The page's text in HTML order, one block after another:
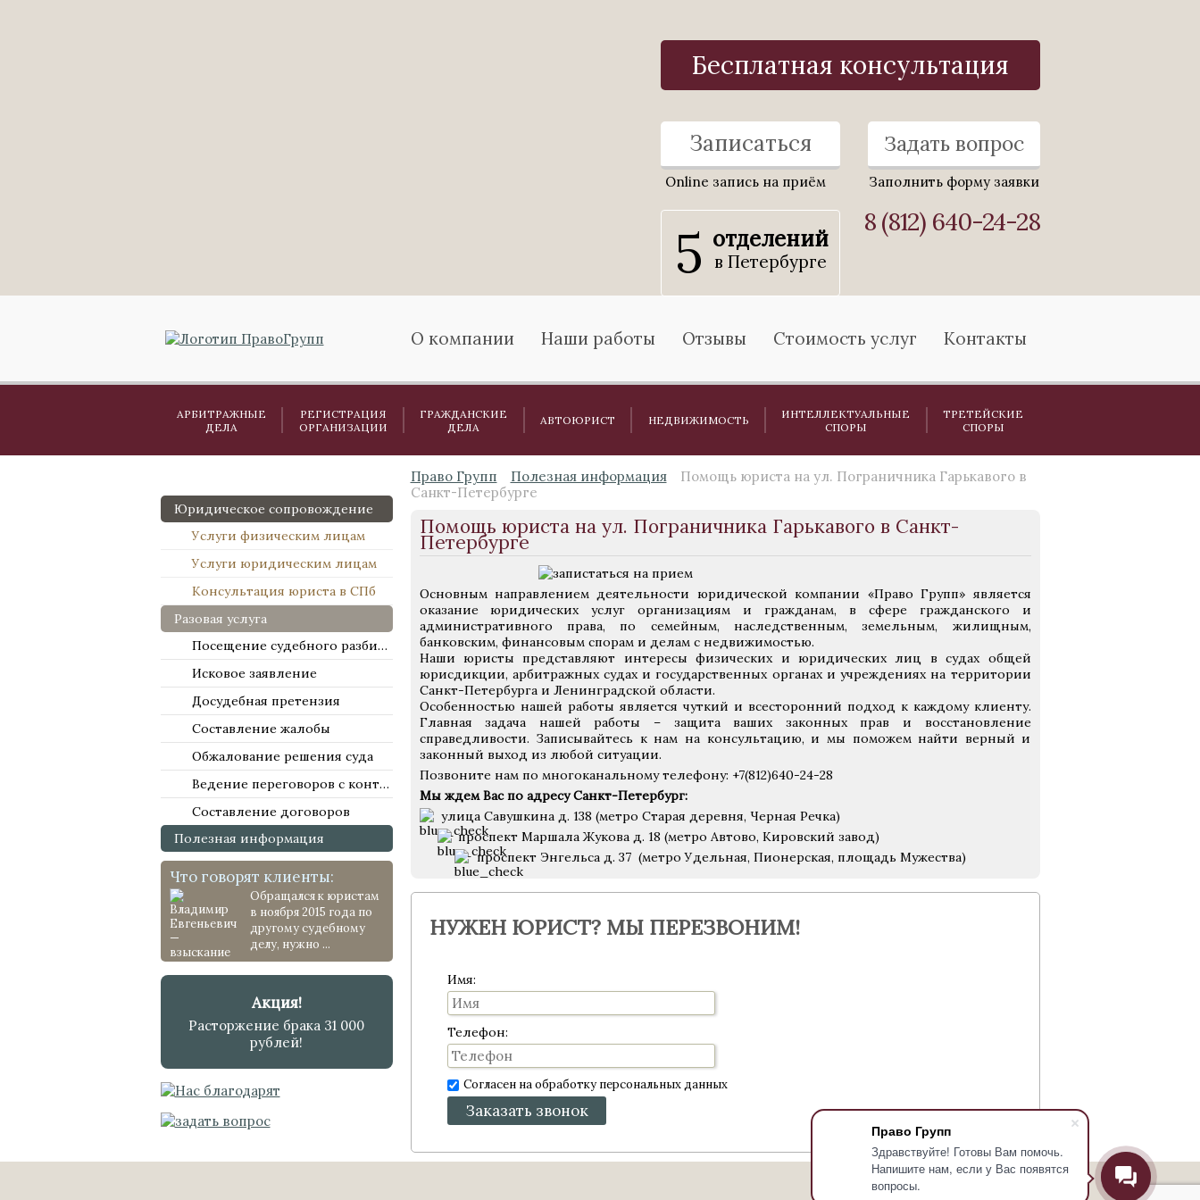
Право Групп
Здравствуйте! Готовы Вам помочь.
Напишите нам, если у Вас появятся
вопросы.
Бесплатная консультация
Записаться
Online запись на приём
Задать вопрос
Заполнить форму заявки
5 отделений
в Петербурге
8 (812) 640-24-28
О компании Наши работы Отзывы Стоимость услуг Контакты
АРБИТРАЖНЫЕ
ДЕЛА
РЕГИСТРАЦИЯ
ОРГАНИЗАЦИИ
ГРАЖДАНСКИЕ
ДЕЛА
АВТОЮРИСТ НЕДВИЖИМОСТЬ
ИНТЕЛЛЕКТУАЛЬНЫЕ
СПОРЫ
ТРЕТЕЙСКИЕ
СПОРЫ
Юридическое сопровождение
Услуги физическим лицам
Услуги юридическим лицам
Консультация юриста в СПб
Разовая услуга
Посещение судебного разбирательства
Исковое заявление
Досудебная претензия
Составление жалобы
Обжалование решения суда
Ведение переговоров с контрагентами
Составление договоров
Полезная информация
Что говорят клиенты:
Обращался к юристам
в ноября 2015 года по
другому судебному
делу, нужно ...
Акция!
Расторжение брака 31 000
рублей!
Право Групп Полезная информация
Помощь юриста на ул. Пограничника Гарькавого в
Санкт-Петербурге
Помощь юриста на ул. Пограничника Гарькавого в Санкт-
Петербурге
Основным направлением деятельности юридической компании «Право Групп» является
оказание юридических услуг организациям и гражданам, в сфере гражданского и
административного права, по семейным, наследственным, земельным, жилищным,
банковским, финансовым спорам и делам с недвижимостью.
Наши юристы представляют интересы физических и юридических лиц в судах общей
юрисдикции, арбитражных судах и государственных органах и учреждениях на территории
Санкт-Петербурга и Ленинградской области.
Особенностью нашей работы является чуткий и всесторонний подход к каждому клиенту.
Главная задача нашей работы – защита ваших законных прав и восстановление
справедливости. Записывайтесь к нам на консультацию, и мы поможем найти верный и
законный выход из любой ситуации.
Позвоните нам по многоканальному телефону: +7(812)640-24-28
Мы ждем Вас по адресу Санкт-Петербург:
улица Савушкина д. 138 (метро Старая деревня, Черная Речка)
проспект Маршала Жукова д. 18 (метро Автово, Кировский завод)
проспект Энгельса д. 37 (метро Удельная, Пионерская, площадь Мужества)
НУЖЕН ЮРИСТ? МЫ ПЕРЕЗВОНИМ!
Имя:
Телефон:
Согласен на обработку персональных данных
Заказать звонок